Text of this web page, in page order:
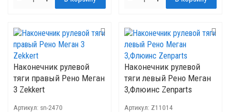
Наконечник рулевой
тяги правый Рено Меган
3 Zekkert
Артикул: sn-2470
Наконечник рулевой
тяги левый Рено Меган
3,Флюинс Zenparts
Артикул: Z11014